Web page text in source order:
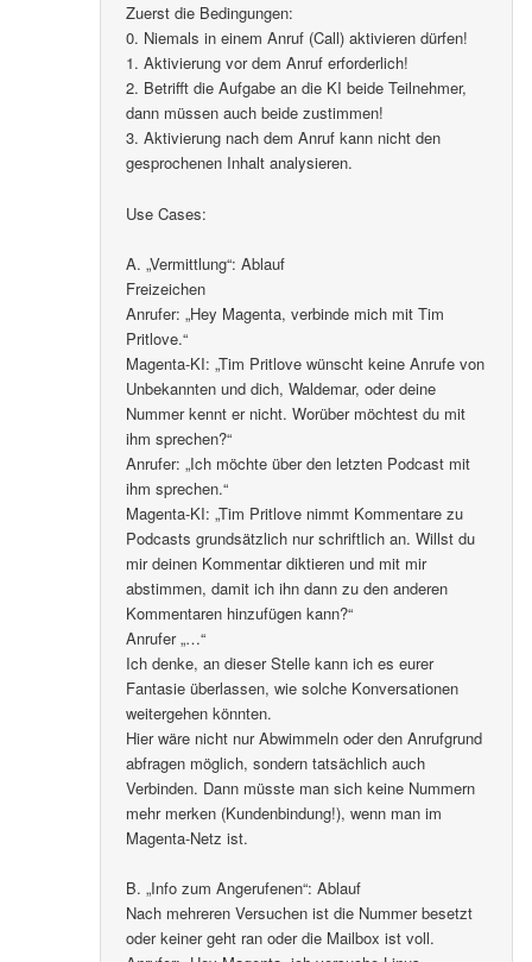
Zuerst die Bedingungen:
0. Niemals in einem Anruf (Call) aktivieren dürfen!
1. Aktivierung vor dem Anruf erforderlich!
2. Betrifft die Aufgabe an die KI beide Teilnehmer,
dann müssen auch beide zustimmen!
3. Aktivierung nach dem Anruf kann nicht den
gesprochenen Inhalt analysieren.
Use Cases:
A. „Vermittlung“: Ablauf
Freizeichen
Anrufer: „Hey Magenta, verbinde mich mit Tim
Pritlove.“
Magenta-KI: „Tim Pritlove wünscht keine Anrufe von
Unbekannten und dich, Waldemar, oder deine
Nummer kennt er nicht. Worüber möchtest du mit
ihm sprechen?“
Anrufer: „Ich möchte über den letzten Podcast mit
ihm sprechen.“
Magenta-KI: „Tim Pritlove nimmt Kommentare zu
Podcasts grundsätzlich nur schriftlich an. Willst du
mir deinen Kommentar diktieren und mit mir
abstimmen, damit ich ihn dann zu den anderen
Kommentaren hinzufügen kann?“
Anrufer „…“
Ich denke, an dieser Stelle kann ich es eurer
Fantasie überlassen, wie solche Konversationen
weitergehen könnten.
Hier wäre nicht nur Abwimmeln oder den Anrufgrund
abfragen möglich, sondern tatsächlich auch
Verbinden. Dann müsste man sich keine Nummern
mehr merken (Kundenbindung!), wenn man im
Magenta-Netz ist.
B. „Info zum Angerufenen“: Ablauf
Nach mehreren Versuchen ist die Nummer besetzt
oder keiner geht ran oder die Mailbox ist voll.